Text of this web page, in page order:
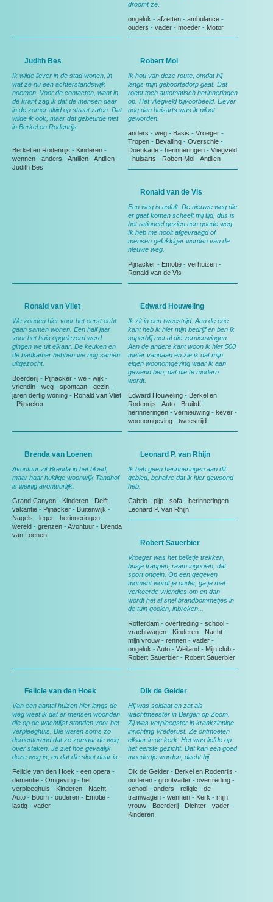
droomt ze.
ongeluk - afzetten - ambulance -
ouders - vader - moeder - Motor
Judith Bes
Ik wilde liever in de stad wonen, in
wat ze nu een achterstandswijk
noemen. Voor de contacten, want in
de krant zag ik dat de mensen daar
in de zomer altijd op straat zaten. Dat
wilde ik ook, maar dat gebeurde niet
in Berkel en Rodenrijs.
Berkel en Rodenrijs - Kinderen -
wennen - anders -Antillen -Antillen -
Judith Bes
Robert Mol
Ik hou van deze route, omdat hij
langs mijn geboortedorp gaat. Dat
roept toch automatisch herinneringen
op. Het vliegveld bijvoorbeeld. Liever
nog dan huisarts was ik piloot
geworden.
anders - weg - Basis - Vroeger -
Tropen - Bevalling - Overschie -
Doenkade - herinneringen - Vliegveld
- huisarts - Robert Mol -Antillen
Ronald van de Vis
Een weg is asfalt. De nieuwe weg die
er gaat komen scheelt mij tijd, dus is
het rationeel gezien een goede weg.
Ik heb me nooit afgevraagd of
mensen gelukkiger worden van de
nieuwe weg.
Pijnacker - Emotie - verhuizen -
Ronald van de Vis
Ronald van Vliet
We zouden hier voor het eerst echt
gaan samen wonen. Een half jaar
voor het huis opgeleverd werd
gingen we uit elkaar. De keuken en
de badkamer hebben we nog samen
uitgezocht.
Boerderij - Pijnacker - we - wijk -
vriendin - weg - spontaan - gezin -
jaren dertig woning - Ronald van Vliet
- Pijnacker
Edward Houweling
Ik zit in een tweestrijd. Aan de ene
kant heb ik hier mijn bedrijf en ben ik
superblij met al die vernieuwingen.
Aan de andere kant woon ik hier 500
meter vandaan en zie ik dat mijn
eigen woonomgeving waar ik aan
gewend ben, dat die te modern
wordt.
Edward Houweling - Berkel en
Rodenrijs -Auto - Bruiloft -
herinneringen - vernieuwing - kever -
woonomgeving - tweestrijd
Brenda van Loenen
Avontuur zit Brenda in het bloed,
maar haar huidige woonwijk Tandhof
is weinig avontuurlijk.
Grand Canyon - Kinderen - Delft -
vakantie - Pijnacker - Buitenwijk -
Nagels - leger - herinneringen -
wereld - grenzen -Avontuur - Brenda
van Loenen
Leonard P. van Rhijn
Ik heb geen herinneringen aan dit
gebied, behalve dat ik hier gewoond
heb.
Cabrio - pijp - sofa - herinneringen -
Leonard P. van Rhijn
Robert Sauerbier
Vroeger was het belletje trekken,
busje trappen, raam ingooien, dat
soort ongein. Op een gegeven
moment wordt je ouder, ga je met
verkeerde vriendjes om en dan
wordt het al snel brandbommetjes in
de tuin gooien, inbreken...
Rotterdam - overtreding - school -
vrachtwagen - Kinderen - Nacht -
mijn vrouw - rennen - vader -
ongeluk -Auto - Weiland - Mijn club -
Robert Sauerbier - Robert Sauerbier
Felicie van den Hoek
Van een aantal huizen hier langs de
weg weet ik dat er mensen woonden
die op de wachtlijst stonden voor het
verpleeghuis. Die waren soms zo
dementerend dat ze zomaar de weg
over staken. Je ziet hoe gevaalijk
deze weg is, en dat die sloot daar is.
Felicie van den Hoek - een opera -
dementie - Omgeving - het
verpleeghuis - Kinderen - Nacht -
Auto - Boom - ouderen - Emotie -
lastig - vader
Dik de Gelder
Hij was soldaat en zat als
wachtmeester in Bergen op Zoom.
Zij was verpleegster in krankzinnige
inrichting Vrederust. Ze ontmoeten
elkaar in de kerk. Het was liefde op
het eerste gezicht. Dat kan een goed
moedertje worden, dacht hij.
Dik de Gelder - Berkel en Rodenrijs -
ouderen - grootvader - overtreding -
school - anders - religie - de
tramwagen - wennen - Kerk - mijn
vrouw - Boerderij - Dichter - vader -
Kinderen